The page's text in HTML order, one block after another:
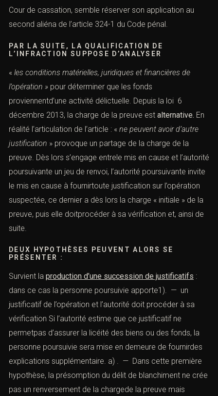
indirect d’un crime ou d’un délit dès lors que les
conditions matérielles, juridiques ou financières
l’opération de placement, de dissimulation ou de
conversion ne peuvent avoir d’autre justification
dissimuler l’origine ou le bénéficiaire effectif de ces biens
ou revenus. » Une analyse littérale de cet article nous
amène à exclure l’application de cette présomption au
premier alinéade l’article 324-1 du Code pénal.
L’articulation de la présomption de l’article 324-1-1 du
Code pénal et, mêmela jurisprudence de la Cour de
cassation, semble réserver son application au second
aliéna de l’article 324-1 du Code pénal.
L’INFRACTION SUPPOSE D’ANALYSER
« les conditions matérielles, juridiques et financières de
l’opération »
proviennentd’une activité délictuelle. Depuis la loi 6
décembre 2013, la charge de la preuve est
En réalité l’articulation de l’article : «ne peuvent avoir
d’autre justification» provoque un partage de la charge
de la preuve. Dès lors s’engage entrele mis en cause et
l’autorité poursuivante un jeu de renvoi, l’autorité
poursuivante invite le mis en cause à fournirtoute
justification sur l’opération suspectée, ce dernier a dès
lors la charge « initiale » de la preuve, puis elle
doitprocéder à sa vérification et, ainsi de suite.